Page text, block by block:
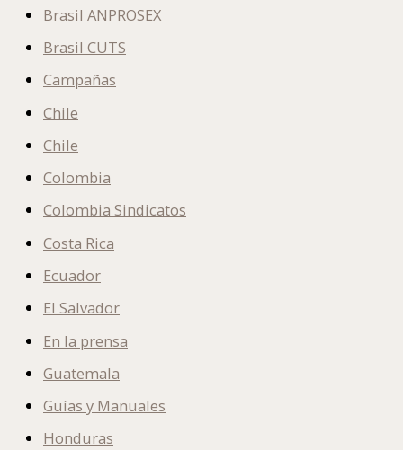
Brasil ANPROSEX
Brasil CUTS
Campañas
Chile
Chile
Colombia
Colombia Sindicatos
Costa Rica
Ecuador
El Salvador
En la prensa
Guatemala
Guías y Manuales
Honduras